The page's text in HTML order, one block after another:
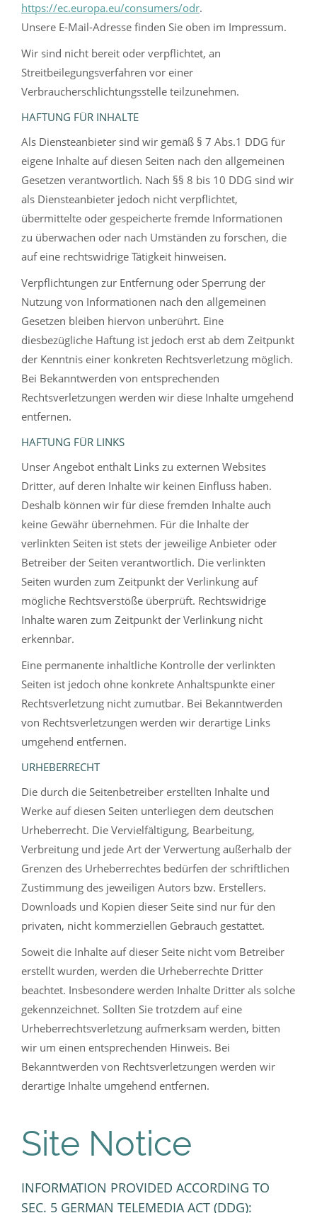
https://ec.europa.eu/consumers/odr.
Unsere E-Mail-Adresse finden Sie oben im Impressum.
Wir sind nicht bereit oder verpflichtet, an
Streitbeilegungsverfahren vor einer
Verbraucherschlichtungsstelle teilzunehmen.
HAFTUNG FÜR INHALTE
Als Diensteanbieter sind wir gemäß § 7 Abs.1 DDG für
eigene Inhalte auf diesen Seiten nach den allgemeinen
Gesetzen verantwortlich. Nach §§ 8 bis 10 DDG sind wir
als Diensteanbieter jedoch nicht verpflichtet,
übermittelte oder gespeicherte fremde Informationen
zu überwachen oder nach Umständen zu forschen, die
auf eine rechtswidrige Tätigkeit hinweisen.
Verpflichtungen zur Entfernung oder Sperrung der
Nutzung von Informationen nach den allgemeinen
Gesetzen bleiben hiervon unberührt. Eine
diesbezügliche Haftung ist jedoch erst ab dem Zeitpunkt
der Kenntnis einer konkreten Rechtsverletzung möglich.
Bei Bekanntwerden von entsprechenden
Rechtsverletzungen werden wir diese Inhalte umgehend
entfernen.
HAFTUNG FÜR LINKS
Unser Angebot enthält Links zu externen Websites
Dritter, auf deren Inhalte wir keinen Einfluss haben.
Deshalb können wir für diese fremden Inhalte auch
keine Gewähr übernehmen. Für die Inhalte der
verlinkten Seiten ist stets der jeweilige Anbieter oder
Betreiber der Seiten verantwortlich. Die verlinkten
Seiten wurden zum Zeitpunkt der Verlinkung auf
mögliche Rechtsverstöße überprüft. Rechtswidrige
Inhalte waren zum Zeitpunkt der Verlinkung nicht
erkennbar.
Eine permanente inhaltliche Kontrolle der verlinkten
Seiten ist jedoch ohne konkrete Anhaltspunkte einer
Rechtsverletzung nicht zumutbar. Bei Bekanntwerden
von Rechtsverletzungen werden wir derartige Links
umgehend entfernen.
URHEBERRECHT
Die durch die Seitenbetreiber erstellten Inhalte und
Werke auf diesen Seiten unterliegen dem deutschen
Urheberrecht. Die Vervielfältigung, Bearbeitung,
Verbreitung und jede Art der Verwertung außerhalb der
Grenzen des Urheberrechtes bedürfen der schriftlichen
Zustimmung des jeweiligen Autors bzw. Erstellers.
Downloads und Kopien dieser Seite sind nur für den
privaten, nicht kommerziellen Gebrauch gestattet.
Soweit die Inhalte auf dieser Seite nicht vom Betreiber
erstellt wurden, werden die Urheberrechte Dritter
beachtet. Insbesondere werden Inhalte Dritter als solche
gekennzeichnet. Sollten Sie trotzdem auf eine
Urheberrechtsverletzung aufmerksam werden, bitten
wir um einen entsprechenden Hinweis. Bei
Bekanntwerden von Rechtsverletzungen werden wir
derartige Inhalte umgehend entfernen.
Site Notice
INFORMATION PROVIDED ACCORDING TO
SEC. 5 GERMAN TELEMEDIA ACT (DDG):